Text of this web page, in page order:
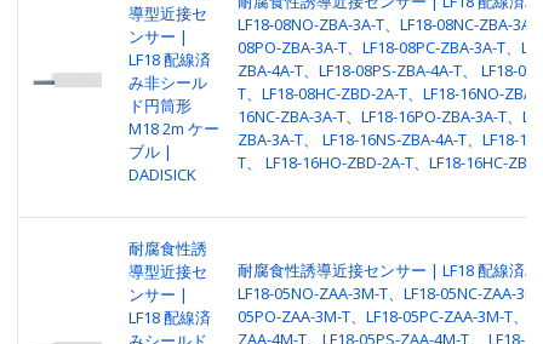
導型近接セ
ンサー |
LF18 配線済
み非シール
ド円筒形
M18 2m ケー
ブル |
DADISICK
LF18-08NO-ZBA-3A-T、LF18-08NC-ZBA-3A-
08PO-ZBA-3A-T、LF18-08PC-ZBA-3A-T、
ZBA-4A-T、LF18-08PS-ZBA-4A-T、 LF18-
T、LF18-08HC-ZBD-2A-T、LF18-16NO-ZBA-
16NC-ZBA-3A-T、LF18-16PO-ZBA-3A-T、
ZBA-3A-T、 LF18-16NS-ZBA-4A-T、LF18-
T、 LF18-16HO-ZBD-2A-T、LF18-16HC-
耐腐食性誘
導型近接セ
ンサー |
LF18 配線済
耐腐食性誘導近接センサー | LF18 配線済
LF18-05NO-ZAA-3M-T、LF18-05NC-ZAA-
05PO-ZAA-3M-T、LF18-05PC-ZAA-3M-T、
ZAA-4M-T、LF18-05PS-ZAA-4M-T、 LF18-